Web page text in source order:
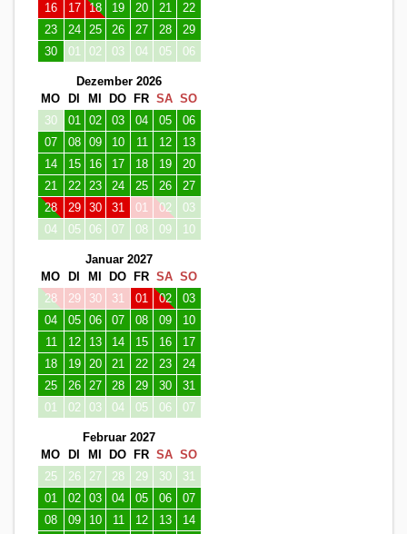
16
17 18 19 20 21
22
23
24 25 26 27 28
29
30
01 02 03 04 05 06
Dezember 2026
MO
DI MI DO FR SA SO
30
01 02 03 04 05
06
07
08 09 10 11 12
13
14
15 16 17 18 19
20
21
22 23 24 25 26
27
28
29 30 31 01 02
03
04
05 06 07 08 09 10
Januar 2027
MO
DI MI DO FR SA SO
28
29 30 31 01 02
03
04
05 06 07 08 09
10
11
12 13 14 15 16
17
18
19 20 21 22 23
24
25
26 27 28 29 30
31
01
02 03 04 05 06 07
Februar 2027
MO
DI MI DO FR SA SO
25
26 27 28 29 30
31
01
02 03 04 05 06
07
08
09 10 11 12 13
14